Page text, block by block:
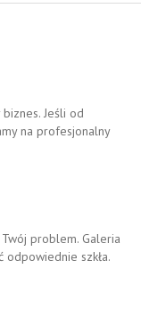
Jeśli od
na profesjonalny
problem. Galeria
odpowiednie szkła.